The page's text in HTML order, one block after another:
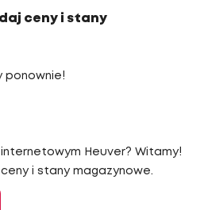
ceny i stany
ponownie!
Heuver? Witamy!
i stany magazynowe.